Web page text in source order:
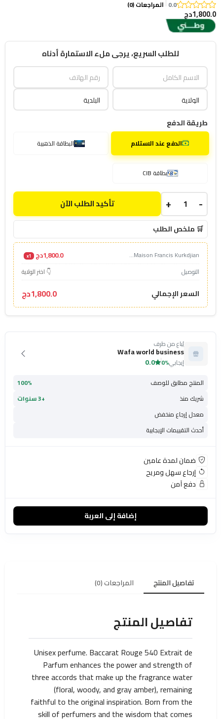
0.0 المراجعات (0)
1,800.0دج
للطلب السريع، يرجى ملء الاستمارة أدناه
طريقة الدفع
الدفع عند الاستلام البطاقة الذهبية
بطاقة CIB
-
+ تأكيد الطلب الآن
🛒 ملخص الطلب
1,800.0دج x1
Maison Francis Kurkdjian...
👇 اختر الولاية
التوصيل
1,800.0دج السعر الإجمالي
يُباع من طرف
Wafa world business
إيجابي0%
0.0
المنتج مطابق للوصف
100%
شريك منذ
+3 سنوات
معدل إرجاع منخفض
أحدث التقييمات الإيجابية
ضمان لمدة عامين
إرجاع سهل ومريح
دفع آمن
إضافة إلى العربة
تفاصيل المنتج المراجعات (0)
تفاصيل المنتج
Unisex perfume. Baccarat Rouge 540 Extrait de
Parfum enhances the power and strength of
three accords that make up the fragrance water
(floral, woody, and gray amber), remaining
faithful to the original inspiration. Born from the
skill of perfumers and the wisdom that comes